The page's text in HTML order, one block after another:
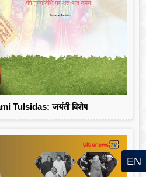
Tulsidas: जयंती विशेष
EN